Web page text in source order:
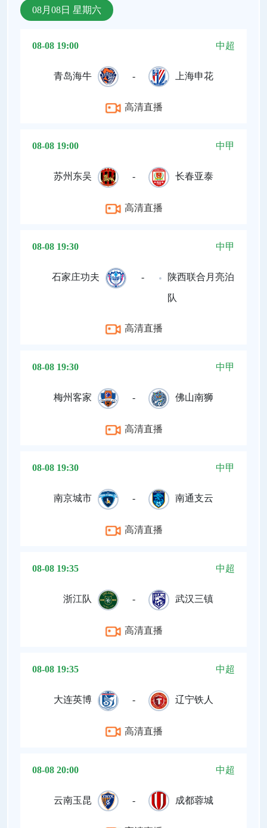
08月08日 星期六
08-08 19:00 中超
青岛海牛 - 上海申花
高清直播
08-08 19:00 中甲
苏州东吴 - 长春亚泰
高清直播
08-08 19:30 中甲
石家庄功夫 - 陕西联合月亮泊
队
高清直播
08-08 19:30 中甲
梅州客家 - 佛山南狮
高清直播
08-08 19:30 中甲
南京城市 - 南通支云
高清直播
08-08 19:35 中超
浙江队 - 武汉三镇
高清直播
08-08 19:35 中超
大连英博 - 辽宁铁人
高清直播
08-08 20:00 中超
云南玉昆 - 成都蓉城